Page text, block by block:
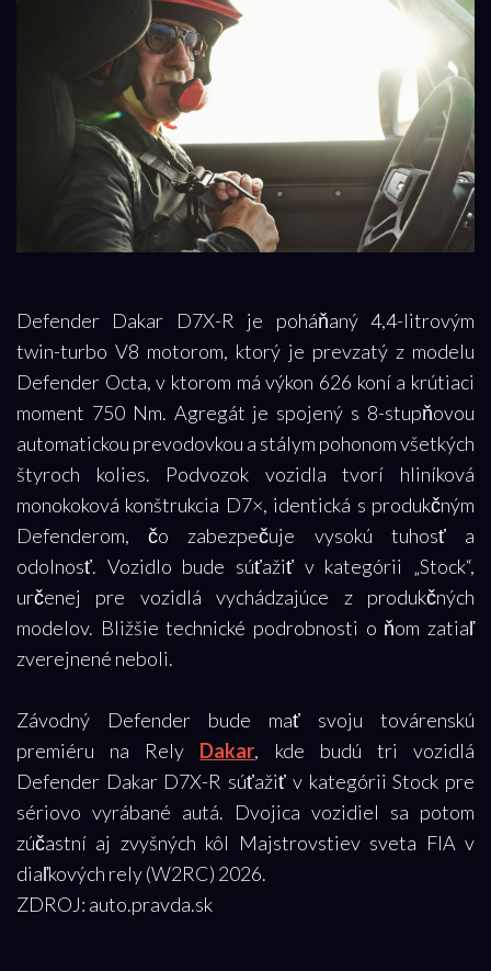
Defender Dakar D7X-R je poháňaný 4,4-litrovým
twin-turbo V8 motorom, ktorý je prevzatý z modelu
Defender Octa, v ktorom má výkon 626 koní a krútiaci
moment 750 Nm. Agregát je spojený s 8-stupňovou
automatickou prevodovkou a stálym pohonom všetkých
štyroch kolies. Podvozok vozidla tvorí hliníková
monokoková konštrukcia D7×, identická s produkčným
Defenderom, čo zabezpečuje vysokú tuhosť a
odolnosť. Vozidlo bude súťažiť v kategórii „Stock“,
určenej pre vozidlá vychádzajúce z produkčných
modelov. Bližšie technické podrobnosti o ňom zatiaľ
zverejnené neboli.
Závodný Defender bude mať svoju továrenskú
premiéru na Rely Dakar, kde budú tri vozidlá
Defender Dakar D7X-R súťažiť v kategórii Stock pre
sériovo vyrábané autá. Dvojica vozidiel sa potom
zúčastní aj zvyšných kôl Majstrovstiev sveta FIA v
diaľkových rely (W2RC) 2026.
ZDROJ: auto.pravda.sk